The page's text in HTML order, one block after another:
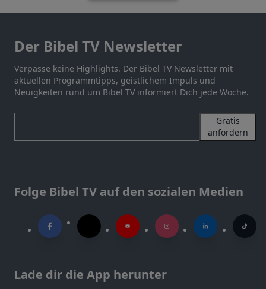
Der Bibel TV Newsletter
Verpasse keine Highlights. Der Bibel TV Newsletter mit
aktuellen Programmtipps, geistlichem Impuls und
Neuigkeiten rund um Bibel TV informiert Dich jede Woche.
Gratis
anfordern
Folge Bibel TV auf den sozialen Medien
Lade dir die App herunter